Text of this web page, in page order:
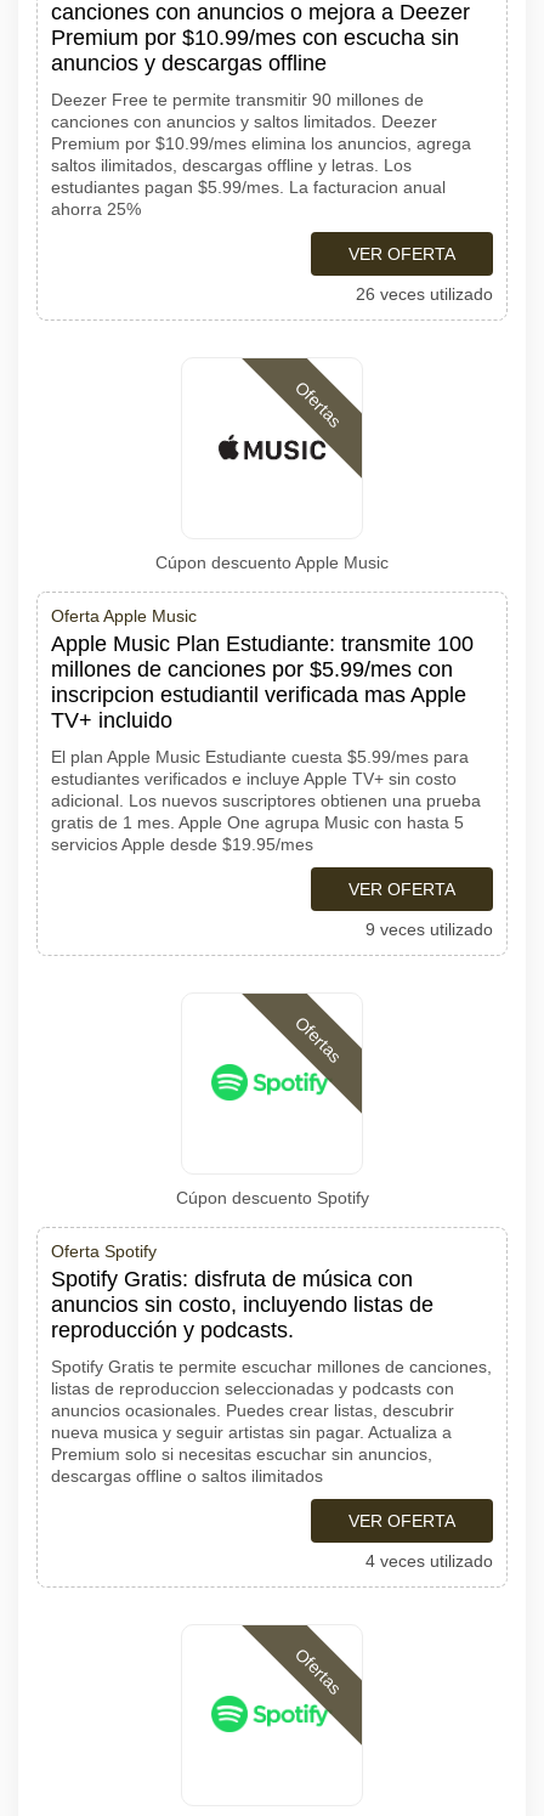
canciones con anuncios o mejora a Deezer
Premium por $10.99/mes con escucha sin
anuncios y descargas offline
Deezer Free te permite transmitir 90 millones de
canciones con anuncios y saltos limitados. Deezer
Premium por $10.99/mes elimina los anuncios, agrega
saltos ilimitados, descargas offline y letras. Los
estudiantes pagan $5.99/mes. La facturacion anual
ahorra 25%
VER OFERTA
26 veces utilizado
Ofertas
Cúpon descuento Apple Music
Oferta Apple Music
Apple Music Plan Estudiante: transmite 100
millones de canciones por $5.99/mes con
inscripcion estudiantil verificada mas Apple
TV+ incluido
El plan Apple Music Estudiante cuesta $5.99/mes para
estudiantes verificados e incluye Apple TV+ sin costo
adicional. Los nuevos suscriptores obtienen una prueba
gratis de 1 mes. Apple One agrupa Music con hasta 5
servicios Apple desde $19.95/mes
VER OFERTA
9 veces utilizado
Ofertas
Cúpon descuento Spotify
Oferta Spotify
Spotify Gratis: disfruta de música con
anuncios sin costo, incluyendo listas de
reproducción y podcasts.
Spotify Gratis te permite escuchar millones de canciones,
listas de reproduccion seleccionadas y podcasts con
anuncios ocasionales. Puedes crear listas, descubrir
nueva musica y seguir artistas sin pagar. Actualiza a
Premium solo si necesitas escuchar sin anuncios,
descargas offline o saltos ilimitados
VER OFERTA
4 veces utilizado
Ofertas